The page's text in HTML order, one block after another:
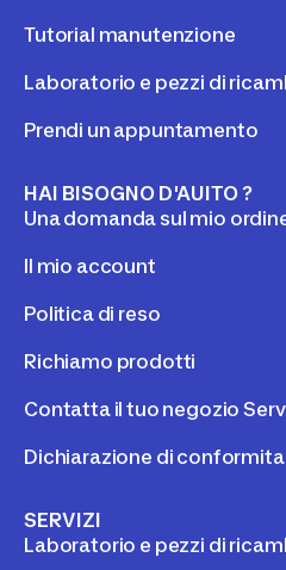
Tutorial manutenzione
Laboratorio e pezzi di
Prendi un appuntamento
HAI BISOGNO D'AUITO ?
Una domanda sul mio
Il mio account
Politica di reso
Richiamo prodotti
Contatta il tuo negozio
Dichiarazione di conformita
SERVIZI
Laboratorio e pezzi di